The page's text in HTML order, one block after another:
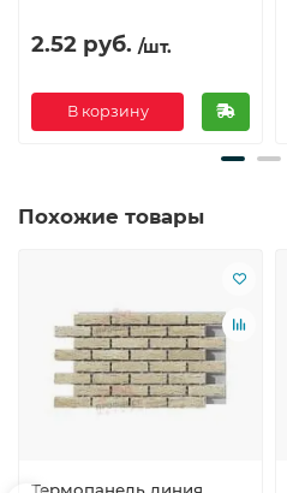
2.52 руб. /шт.
В корзину
Похожие товары